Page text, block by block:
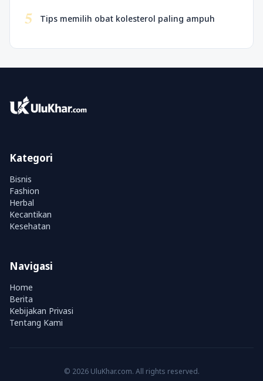
5 Tips memilih obat kolesterol paling ampuh
Kategori
Bisnis
Fashion
Herbal
Kecantikan
Kesehatan
Navigasi
Home
Berita
Kebijakan Privasi
Tentang Kami
© 2026 UluKhar.com. All rights reserved.